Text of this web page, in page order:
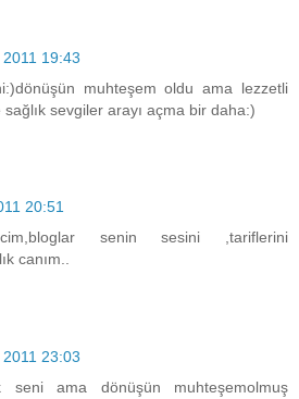
19:43
muhteşem oldu ama lezzetli
sevgiler arayı açma bir daha:)
20:51
senin sesini ,tariflerini
canım..
23:03
seni ama dönüşün muhteşemolmuş